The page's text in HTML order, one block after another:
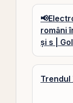
români
și s |
Trendul